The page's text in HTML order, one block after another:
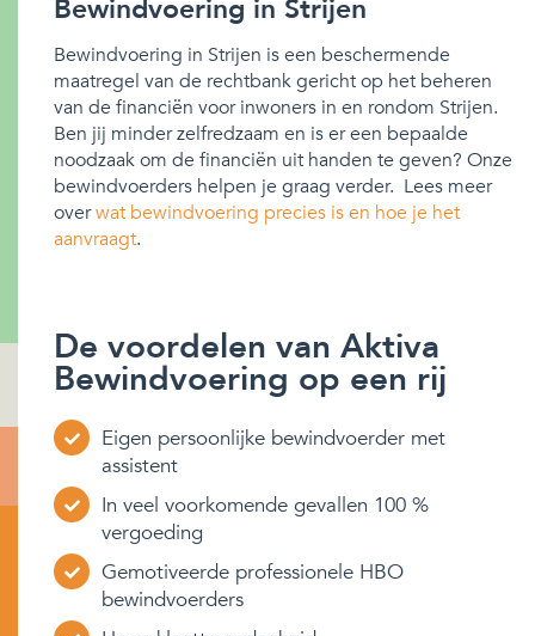
Bewindvoering in Strijen
Bewindvoering in Strijen is een beschermende
maatregel van de rechtbank gericht op het beheren
van de financiën voor inwoners in en rondom Strijen.
Ben jij minder zelfredzaam en is er een bepaalde
noodzaak om de financiën uit handen te geven? Onze
bewindvoerders helpen je graag verder. Lees meer
overwat bewindvoering precies is en hoe je het
aanvraagt.
De voordelen van Aktiva
Bewindvoering op een rij
Eigen persoonlijke bewindvoerder met
assistent
In veel voorkomende gevallen 100 %
vergoeding
Gemotiveerde professionele HBO
bewindvoerders